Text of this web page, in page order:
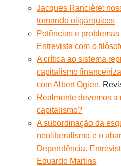
Jacques Rancière:
tornando oligárquicos
Potências e
Entrevista com o
A crítica ao sistema
capitalismo
com Albert Ogien.
Realmente devemos
capitalismo?
A subordinação da
neoliberalismo e o
Dependência.
Eduardo Martins